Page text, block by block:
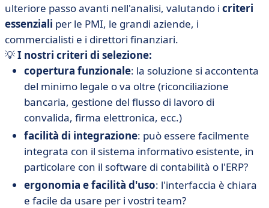
ulteriore passo avanti nell'analisi, valutando i criteri
essenziali per le PMI, le grandi aziende, i
commercialisti e i direttori finanziari.
💡I nostri criteri di selezione:
copertura funzionale: la soluzione si accontenta
del minimo legale o va oltre (riconciliazione
bancaria, gestione del flusso di lavoro di
convalida, firma elettronica, ecc.)
facilità di integrazione: può essere facilmente
integrata con il sistema informativo esistente, in
particolare con il software di contabilità o l'ERP?
ergonomia e facilità d'uso: l'interfaccia è chiara
e facile da usare per i vostri team?